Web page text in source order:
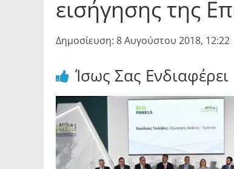
εισήγησης της
Δημοσίευση: 8 Αυγούστου 2018, 12:22
Ίσως Σας Ενδιαφέρει